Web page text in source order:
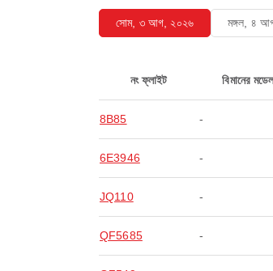
সোম, ৩ আগ, ২০২৬ মঙ্গল, ৪
নং ফ্লাইট বিমানের
8B85 -
6E3946 -
JQ110 -
QF5685 -